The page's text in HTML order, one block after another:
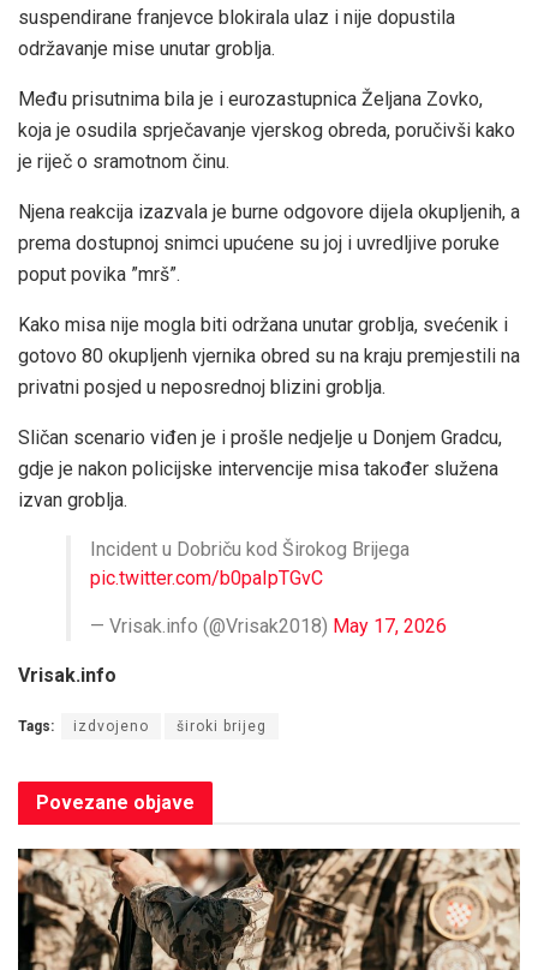
suspendirane franjevce blokirala ulaz i nije dopustila
održavanje mise unutar groblja.
Među prisutnima bila je i eurozastupnica Željana Zovko,
koja je osudila sprječavanje vjerskog obreda, poručivši kako
je riječ o sramotnom činu.
Njena reakcija izazvala je burne odgovore dijela okupljenih, a
prema dostupnoj snimci upućene su joj i uvredljive poruke
poput povika ”mrš”.
Kako misa nije mogla biti održana unutar groblja, svećenik i
gotovo 80 okupljenh vjernika obred su na kraju premjestili na
privatni posjed u neposrednoj blizini groblja.
Sličan scenario viđen je i prošle nedjelje u Donjem Gradcu,
gdje je nakon policijske intervencije misa također služena
izvan groblja.
Incident u Dobriču kod Širokog Brijega
pic.twitter.com/b0paIpTGvC
— Vrisak.info (@Vrisak2018) May 17, 2026
Vrisak.info
Tags: izdvojeno široki brijeg
Povezane objave